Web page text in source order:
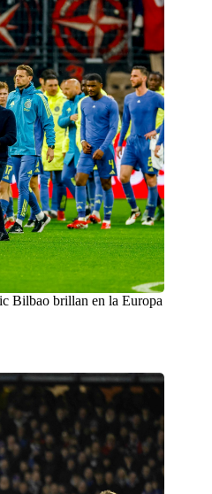
Bilbao brillan en la Europa